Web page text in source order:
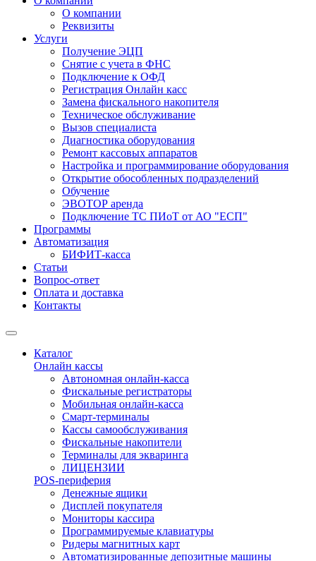
О компании
Реквизиты
Услуги
Получение ЭЦП
Снятие с учета в ФНС
Подключение к ОФД
Регистрация Онлайн касс
Замена фискального накопителя
Техническое обслуживание
Вызов специалиста
Диагностика оборудования
Ремонт кассовых аппаратов
Настройка и программирование оборудования
Открытие обособленных подразделений
Обучение
ЭВОТОР аренда
Подключение ТС ПИоТ от АО "ЕСП"
Программы
Автоматизация
БИФИТ-касса
Статьи
Вопрос-ответ
Оплата и доставка
Контакты
Каталог
Онлайн кассы
Автономная онлайн-касса
Фискальные регистраторы
Мобильная онлайн-касса
Смарт-терминалы
Кассы самообслуживания
Фискальные накопители
Терминалы для экваринга
ЛИЦЕНЗИИ
POS-периферия
Денежные ящики
Дисплей покупателя
Мониторы кассира
Программируемые клавиатуры
Ридеры магнитных карт
Автоматизированные депозитные машины